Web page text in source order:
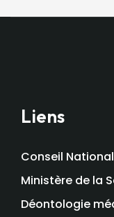
Liens
Conseil
Ministère de la
Déontologie